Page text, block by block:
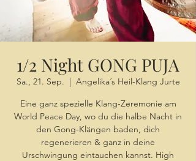
1/2 Night GONG PUJA
Sa., 21. Sep.
  |
Angelika´s Heil-Klang Jurte
Eine ganz spezielle Klang-Zeremonie am
World Peace Day, wo du die halbe Nacht in
den Gong-Klängen baden, dich
regenerieren & ganz in deine
Urschwingung eintauchen kannst. High